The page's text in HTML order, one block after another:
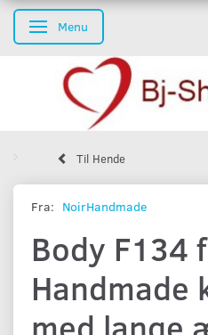
Skifte navigation
Menu
Til Hende
Fra: NoirHandmade
Body F134
Handmade